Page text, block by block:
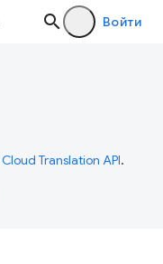
Войти
Cloud Translation API.